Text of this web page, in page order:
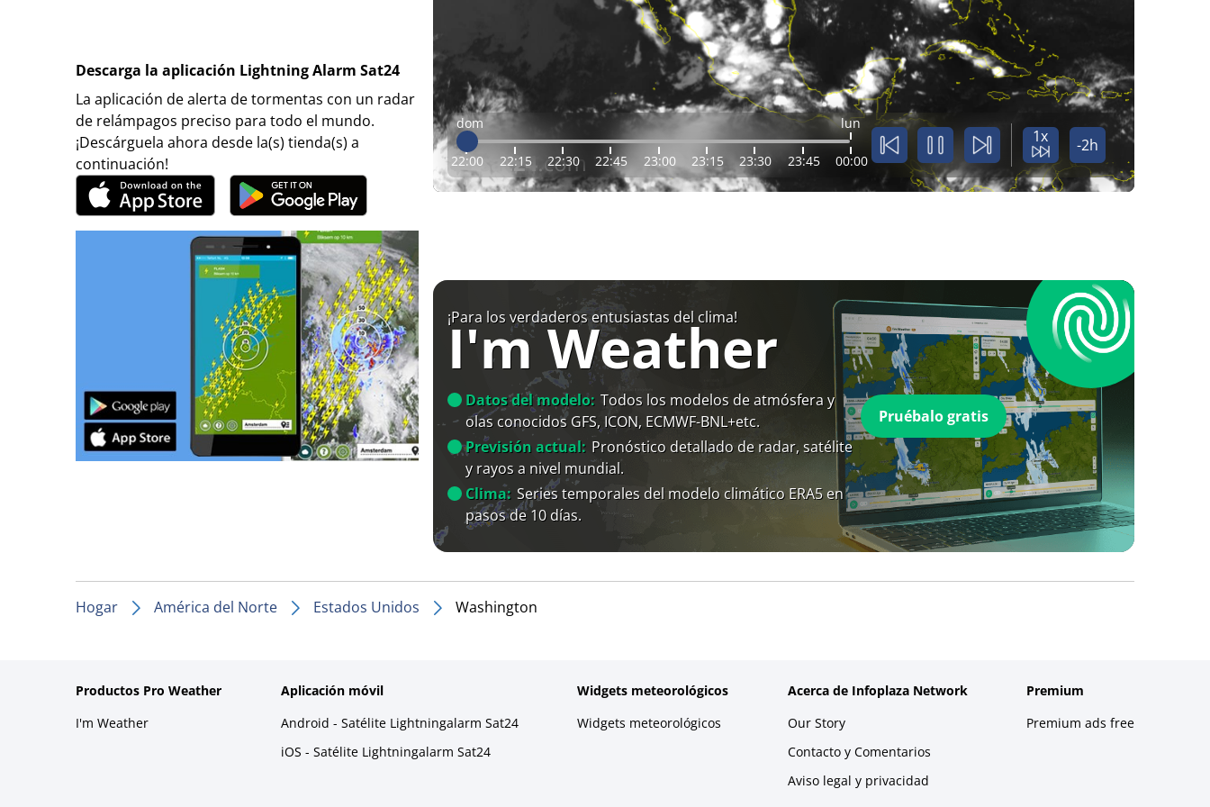
Descarga la aplicación Lightning Alarm Sat24
La aplicación de alerta de tormentas con un radar
de relámpagos preciso para todo el mundo.
¡Descárguela ahora desde la(s) tienda(s) a
continuación!
dom lun
22:00 22:15 22:30 22:45 23:00 23:15 23:30 23:45 00:00
1x -2h
¡Para los verdaderos entusiastas del clima!
I'm Weather
Datos del modelo: Todos los modelos de atmósfera y
olas conocidos GFS, ICON, ECMWF-BNL+etc.
Previsión actual: Pronóstico detallado de radar, satélite
y rayos a nivel mundial.
Clima: Series temporales del modelo climático ERA5 en
pasos de 10 días.
Pruébalo gratis
Hogar América del Norte Estados Unidos Washington
Productos Pro Weather
I'm Weather
Aplicación móvil
Android - Satélite Lightningalarm Sat24
iOS - Satélite Lightningalarm Sat24
Widgets meteorológicos
Widgets meteorológicos
Acerca de Infoplaza Network
Our Story
Contacto y Comentarios
Aviso legal y privacidad
Premium
Premium ads free